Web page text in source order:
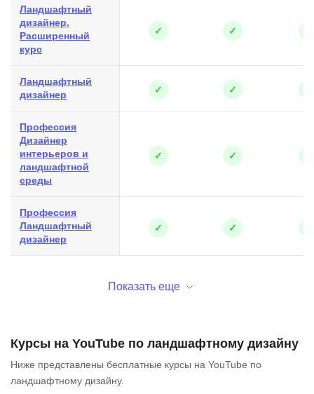
Ландшафтный
дизайнер.
Расширенный
курс
✓ ✓
Ландшафтный
дизайнер
✓ ✓
Профессия
Дизайнер
интерьеров и
ландшафтной
среды
✓ ✓
Профессия
Ландшафтный
дизайнер
✓ ✓
Показать еще
Курсы на YouTube по ландшафтному дизайну
Ниже представлены бесплатные курсы на YouTube по
ландшафтному дизайну.